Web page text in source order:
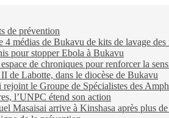
de prévention
médias de Bukavu de kits de lavage des
pour stopper Ebola à Bukavu
de chroniques pour renforcer la
de Labotte, dans le diocèse de Bukavu
le Groupe de Spécialistes des
l’UNPC étend son action
Masaisai arrive à Kinshasa après plus